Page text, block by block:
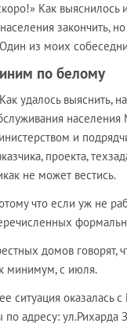
Как выяснилось
закончить,
из моих
по белому
удалось выяснить,
и
проекта,
не может вестись.
что если уж не
домов говорят,
минимум, с июля.
ситуация оказалась
адресу: ул.Рихарда